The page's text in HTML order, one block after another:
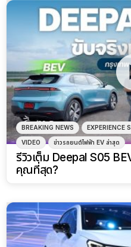
BREAKING NEWS EXPERIENCE
VIDEO ข่าวรถยนต์ไฟฟ้า EV ล่าสุด
รีวิวเต็ม Deepal S05
คุณที่สุด?